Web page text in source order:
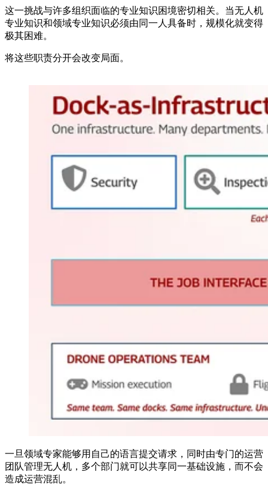
这一挑战与许多组织面临的专业知识困境密切相关。当无人机
专业知识和领域专业知识必须由同一人具备时，规模化就变得
极其困难。
将这些职责分开会改变局面。
一旦领域专家能够用自己的语言提交请求，同时由专门的运营
团队管理无人机，多个部门就可以共享同一基础设施，而不会
造成运营混乱。